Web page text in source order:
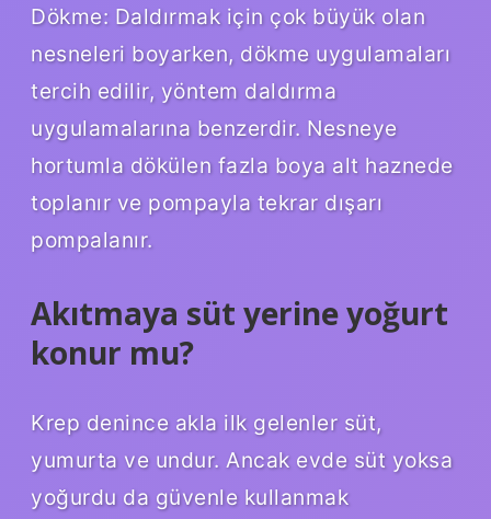
Dökme: Daldırmak için çok büyük olan
nesneleri boyarken, dökme uygulamaları
tercih edilir, yöntem daldırma
uygulamalarına benzerdir. Nesneye
hortumla dökülen fazla boya alt haznede
toplanır ve pompayla tekrar dışarı
pompalanır.
Akıtmaya süt yerine yoğurt
konur mu?
Krep denince akla ilk gelenler süt,
yumurta ve undur. Ancak evde süt yoksa
yoğurdu da güvenle kullanmak